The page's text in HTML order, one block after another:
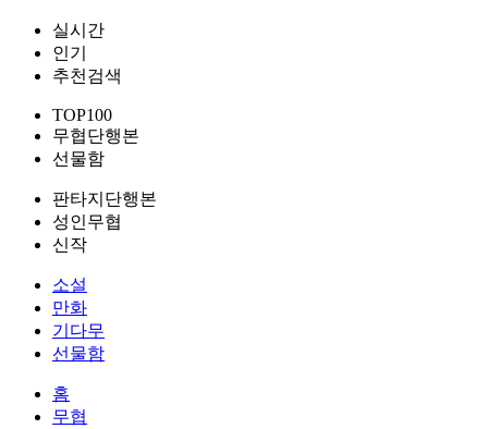
실시간
인기
추천검색
TOP100
무협단행본
선물함
판타지단행본
성인무협
신작
소설
만화
기다무
선물함
홈
무협